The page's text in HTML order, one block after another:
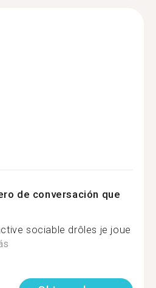
de conversación que
sociable drôles je joue